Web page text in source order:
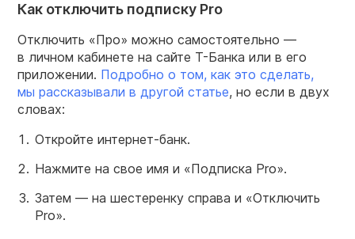
Как отключить подписку Pro
Отключить «Про» можно самостоятельно —
в личном кабинете на сайте Т-Банка или в его
приложении. Подробно о том, как это сделать,
мы рассказывали в другой статье, но если в двух
словах:
Откройте интернет-банк.
Нажмите на свое имя и «Подписка Pro».
Затем — на шестеренку справа и «Отключить
Pro».